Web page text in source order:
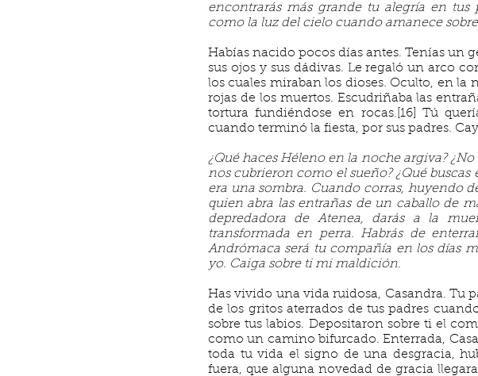
encontrarás más grande tu alegría en tus
como la luz del cielo cuando amanece
Habías nacido pocos días antes. Tenías un
sus ojos y sus dádivas. Le regaló un arco
los cuales miraban los dioses. Oculto, en
rojas de los muertos. Escudriñaba las
tortura fundiéndose en rocas.[16] Tú
cuando terminó la fiesta, por sus padres.
¿Qué haces Héleno en la noche argiva?
nos cubrieron como el sueño? ¿Qué
era una sombra. Cuando corras, huyendo
quien abra las entrañas de un caballo de
depredadora de Atenea, darás a la
transformada en perra. Habrás de
Andrómaca será tu compañía en los días
yo. Caiga sobre ti mi maldición.
Has vivido una vida ruidosa, Casandra. Tu
de los gritos aterrados de tus padres
sobre tus labios. Depositaron sobre ti el
como un camino bifurcado. Enterrada,
toda tu vida el signo de una desgracia,
fuera, que alguna novedad de gracia